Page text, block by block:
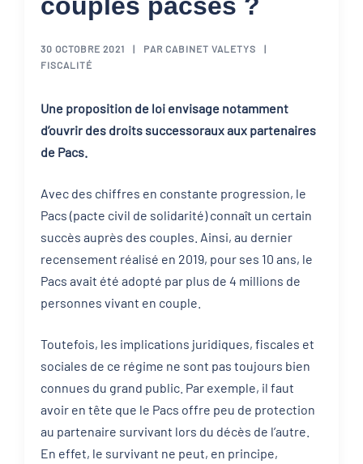
30 OCTOBRE 2021 PAR CABINET VALETYS
FISCALITÉ
Une proposition de loi envisage notamment
d’ouvrir des droits successoraux aux partenaires
de Pacs.
Avec des chiffres en constante progression, le
Pacs (pacte civil de solidarité) connaît un certain
succès auprès des couples. Ainsi, au dernier
recensement réalisé en 2019, pour ses 10 ans, le
Pacs avait été adopté par plus de 4 millions de
personnes vivant en couple.
Toutefois, les implications juridiques, fiscales et
sociales de ce régime ne sont pas toujours bien
connues du grand public. Par exemple, il faut
avoir en tête que le Pacs offre peu de protection
au partenaire survivant lors du décès de l’autre.
En effet, le survivant ne peut, en principe,